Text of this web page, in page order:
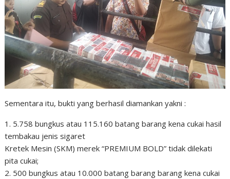
Sementara itu, bukti yang berhasil diamankan yakni :
1. 5.758 bungkus atau 115.160 batang barang kena cukai hasil
tembakau jenis sigaret
Kretek Mesin (SKM) merek “PREMIUM BOLD” tidak dilekati
pita cukai;
2. 500 bungkus atau 10.000 batang barang barang kena cukai